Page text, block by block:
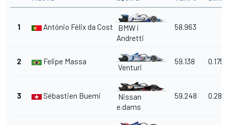
1 António Félix da Costa
BMW i
Andretti
58.963
2 Felipe Massa
Venturi
59.138 0.175
3 Sébastien Buemi
Nissan
e.dams
59.248 0.285